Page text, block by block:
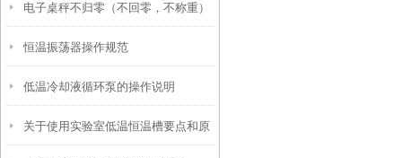
电子桌秤不归零（不回零，不称重）
如何解决
恒温振荡器操作规范
低温冷却液循环泵的操作说明
关于使用实验室低温恒温槽要点和原